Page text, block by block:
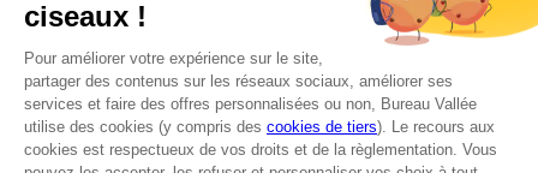
Proposez-vous un service d'impression dans
Est-il possible de faire des photocopies en
magasin ?